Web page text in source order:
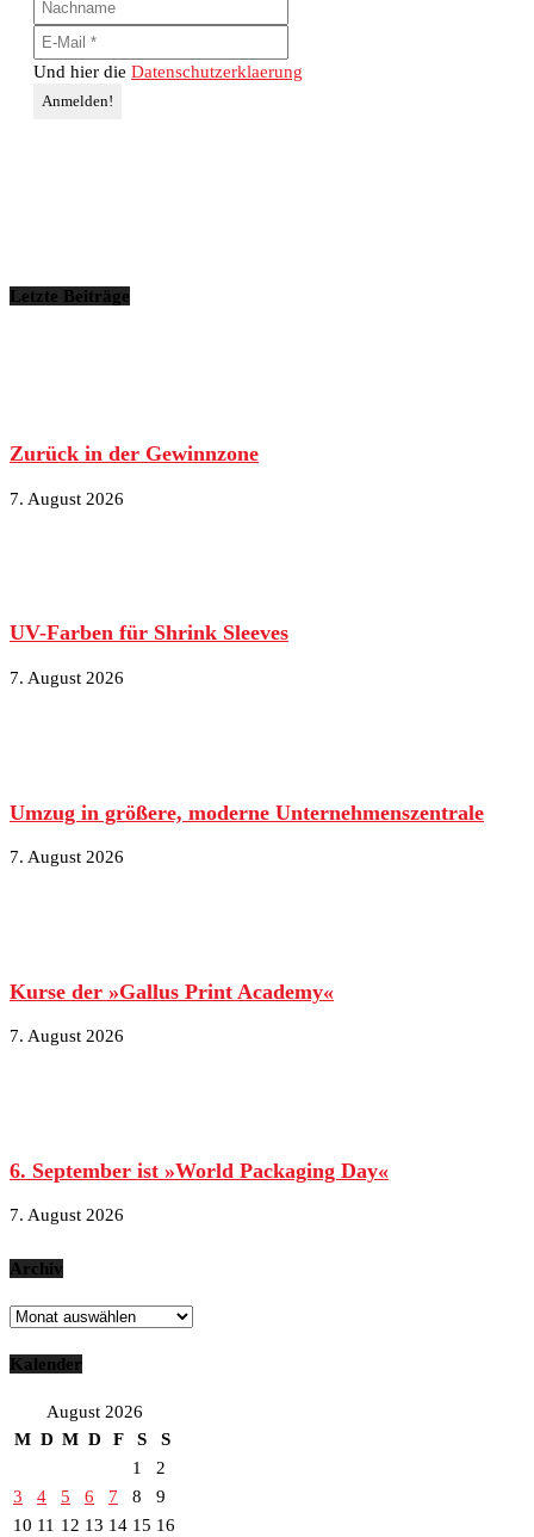
Und hier die Datenschutzerklaerung
Letzte Beiträge
Zurück in der Gewinnzone
7. August 2026
UV-Farben für Shrink Sleeves
7. August 2026
Umzug in größere, moderne Unternehmenszentrale
7. August 2026
Kurse der »Gallus Print Academy«
7. August 2026
6. September ist »World Packaging Day«
7. August 2026
Archiv
Archiv
Kalender
August 2026
M D M D F S
S
1
2
3
4 5 6 7 8
9
10 11 12 13 14 15 16